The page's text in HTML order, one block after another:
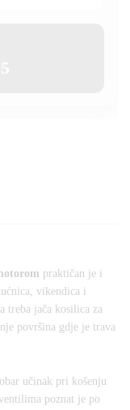
praktičan je i
vikendica i
treba jača kosilica za
površina gdje je trava
učinak pri košenju
poznat je po